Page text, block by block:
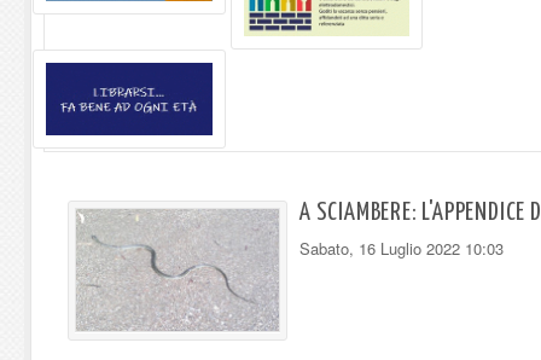
A SCIAMBERE: L'APPENDICE
Sabato, 16 Luglio 2022 10:03